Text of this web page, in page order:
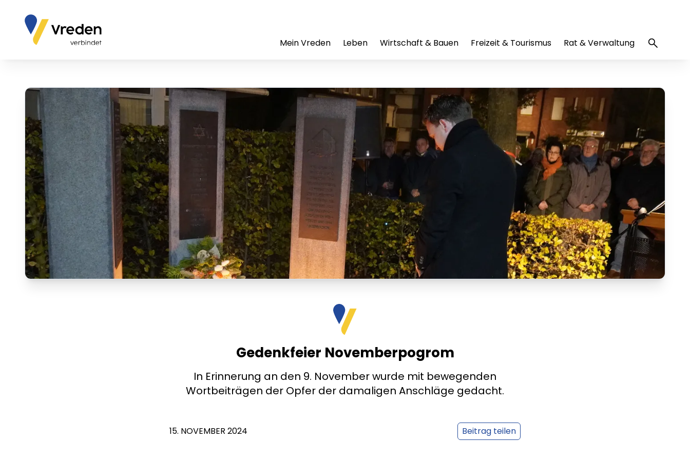
Mein Vreden Leben Wirtschaft & Bauen Freizeit & Tourismus Rat & Verwaltung
Gedenkfeier Novemberpogrom
In Erinnerung an den 9. November wurde mit bewegenden
Wortbeiträgen der Opfer der damaligen Anschläge gedacht.
15. NOVEMBER 2024 Beitrag teilen